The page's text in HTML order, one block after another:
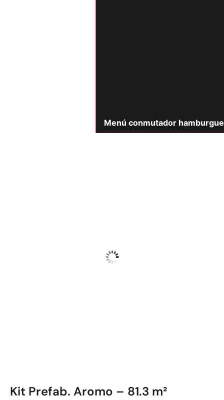
Menú conmutador
Kit Prefab. Aromo – 81.3 m²